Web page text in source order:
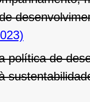
política de